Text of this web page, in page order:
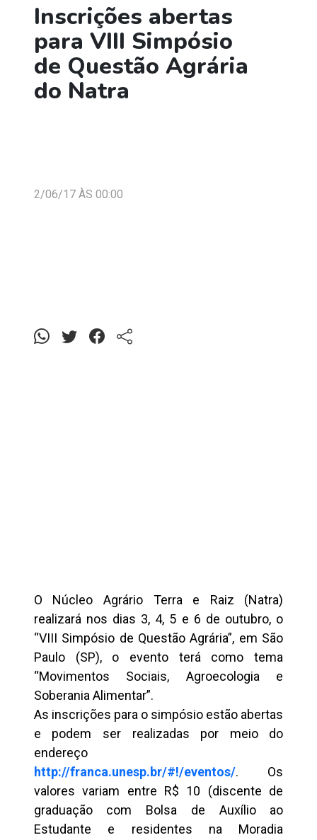
Inscrições abertas
para VIII Simpósio
de Questão Agrária
do Natra
2/06/17 ÀS 00:00
O Núcleo Agrário Terra e Raiz (Natra)
realizará nos dias 3, 4, 5 e 6 de outubro, o
“VIII Simpósio de Questão Agrária”, em São
Paulo (SP), o evento terá como tema
“Movimentos Sociais, Agroecologia e
Soberania Alimentar”.
As inscrições para o simpósio estão abertas
e podem ser realizadas por meio do
endereço
http://franca.unesp.br/#!/eventos/. Os
valores variam entre R$ 10 (discente de
graduação com Bolsa de Auxílio ao
Estudante e residentes na Moradia